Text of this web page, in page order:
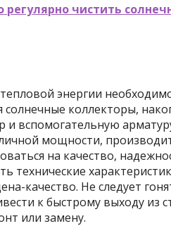
чистить
энергии
коллекторы,
и вспомогательную
мощности,
на качество,
технические
качество. Не следует
к быстрому выходу из
или замену.